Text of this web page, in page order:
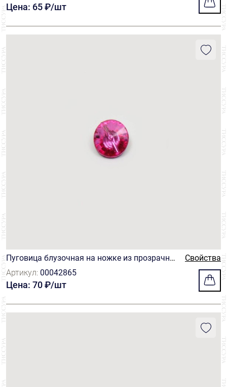
Цена: 65 ₽/шт
Пуговица блузочная на ножке из прозрачно
го нейлона ярко-розового оттенка
Свойства
Артикул: 00042865
Цена: 70 ₽/шт